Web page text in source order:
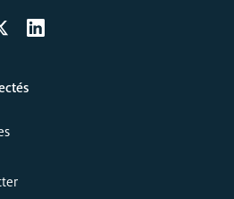
Facebook
la page Instagram
à la page X
Accéder à LinkedIn